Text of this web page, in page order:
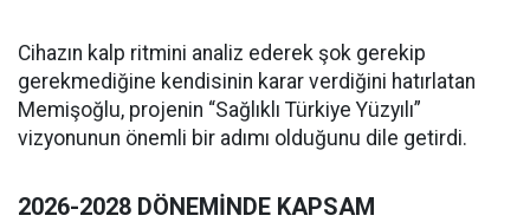
Cihazın kalp ritmini analiz ederek şok gerekip
gerekmediğine kendisinin karar verdiğini hatırlatan
Memişoğlu, projenin “Sağlıklı Türkiye Yüzyılı”
vizyonunun önemli bir adımı olduğunu dile getirdi.
2026-2028 DÖNEMİNDE KAPSAM